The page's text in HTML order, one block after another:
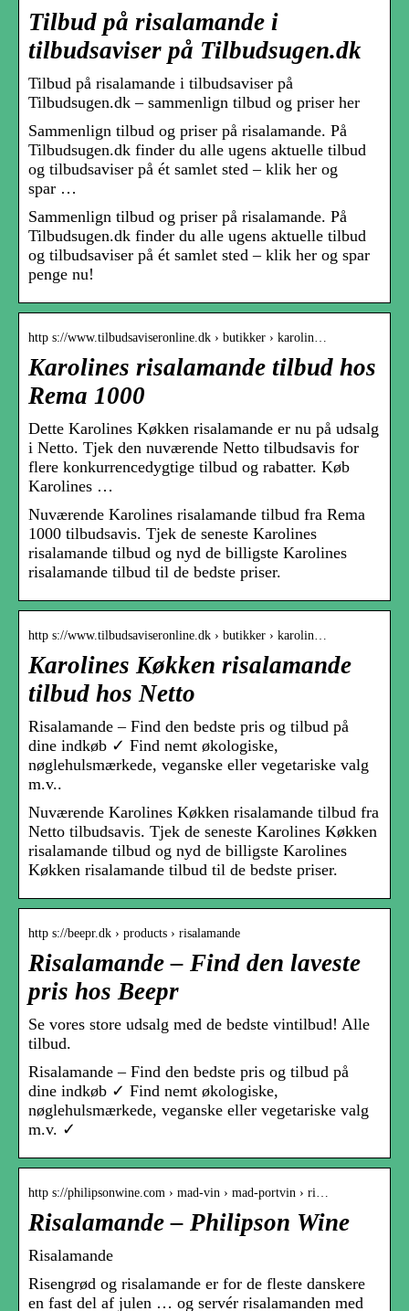
Tilbud på risalamande i
tilbudsaviser på Tilbudsugen.dk
Tilbud på risalamande i tilbudsaviser på
Tilbudsugen.dk – sammenlign tilbud og priser her
Sammenlign tilbud og priser på risalamande. På
Tilbudsugen.dk finder du alle ugens aktuelle tilbud
og tilbudsaviser på ét samlet sted – klik her og
spar …
Sammenlign tilbud og priser på risalamande. På
Tilbudsugen.dk finder du alle ugens aktuelle tilbud
og tilbudsaviser på ét samlet sted – klik her og spar
penge nu!
http s://www.tilbudsaviseronline.dk › butikker › karolin…
Karolines risalamande tilbud hos
Rema 1000
Dette Karolines Køkken risalamande er nu på udsalg
i Netto. Tjek den nuværende Netto tilbudsavis for
flere konkurrencedygtige tilbud og rabatter. Køb
Karolines …
Nuværende Karolines risalamande tilbud fra Rema
1000 tilbudsavis. Tjek de seneste Karolines
risalamande tilbud og nyd de billigste Karolines
risalamande tilbud til de bedste priser.
http s://www.tilbudsaviseronline.dk › butikker › karolin…
Karolines Køkken risalamande
tilbud hos Netto
Risalamande – Find den bedste pris og tilbud på
dine indkøb ✓ Find nemt økologiske,
nøglehulsmærkede, veganske eller vegetariske valg
m.v..
Nuværende Karolines Køkken risalamande tilbud fra
Netto tilbudsavis. Tjek de seneste Karolines Køkken
risalamande tilbud og nyd de billigste Karolines
Køkken risalamande tilbud til de bedste priser.
http s://beepr.dk › products › risalamande
Risalamande – Find den laveste
pris hos Beepr
Se vores store udsalg med de bedste vintilbud! Alle
tilbud.
Risalamande – Find den bedste pris og tilbud på
dine indkøb ✓ Find nemt økologiske,
nøglehulsmærkede, veganske eller vegetariske valg
m.v. ✓
http s://philipsonwine.com › mad-vin › mad-portvin › ri…
Risalamande – Philipson Wine
Risalamande
Risengrød og risalamande er for de fleste danskere
en fast del af julen … og servér risalamanden med